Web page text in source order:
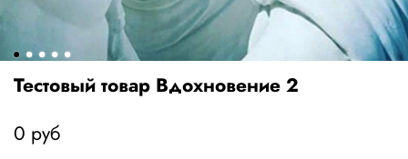
Тестовый товар Вдохновение 2
0 руб